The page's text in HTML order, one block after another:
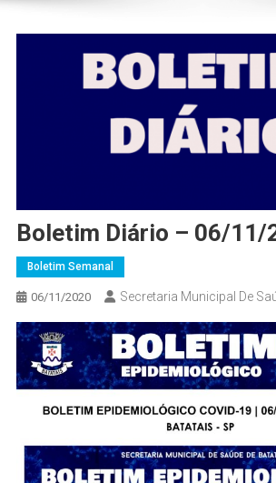
Boletim Diário – 06/11/
Boletim Semanal
06/11/2020 Secretaria Municipal De